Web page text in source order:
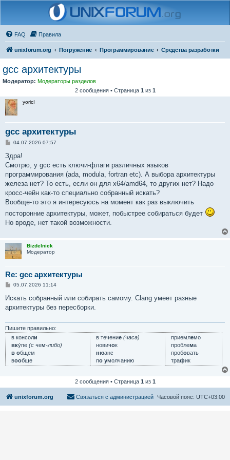
FAQ Правила
unixforum.org Погружение Программирование Средства разработки
gcc архитектуры
Модератор: Модераторы разделов
2 сообщения • Страница 1 из 1
yoricI
gcc архитектуры
С
о
б
щ
е
и
е
04.07.2026 07:57
Здра!
Смотрю, у gcc есть ключи-флаги различных языков
программирования (ada, modula, fortran etc). А выбора архитектуры
железа нет? То есть, если он для x64/amd64, то других нет? Надо
кросс-чейн как-то специально собранный искать?
Вообще-то это я интересуюсь на момент как раз выключить
посторонние архитектуры, может, побыстрее собираться будет
Но вроде, нет такой возможности.
Bizdelnick
Модератор
Re: gcc архитектуры
С
о
щ
и
е
05.07.2026 11:14
Искать собранный или собирать самому. Clang умеет разные
архитектуры без пересборки.
Пишите правильно:
в консоли
вку́пе (с чем-либо)
в общем
вообще
в течение (часа)
новичок
нюанс
по умолчанию
приемлемо
проблема
пробовать
трафик
2 сообщения • Страница 1 из 1
unixforum.org Часовой пояс: UTC+03:00
Связаться с администрацией